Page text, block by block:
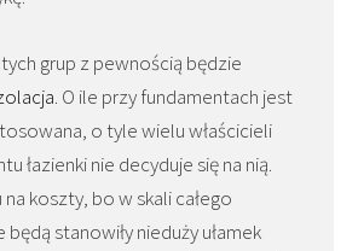
grup z pewnością będzie
. O ile przy fundamentach jest
o tyle wielu właścicieli
łazienki nie decyduje się na nią.
koszty, bo w skali całego
stanowiły nieduży ułamek